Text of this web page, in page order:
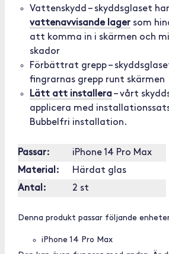
Vattenskydd – skyddsglaset
vattenavvisande lager som
att komma in i skärmen och
skador
Förbättrat grepp –
fingrarnas grepp runt skärmen
Lätt att installera– vårt
applicera med
Bubbelfri installation.
Passar:
iPhone 14 Pro Max
Material:
Härdat glas
Antal:
2 st
Denna produkt passar följande
iPhone 14 Pro Max